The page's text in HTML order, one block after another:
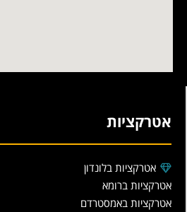
אטרקציות
אטרקציות בלונדון
אטרקציות ברומא
אטרקציות באמסטרדם